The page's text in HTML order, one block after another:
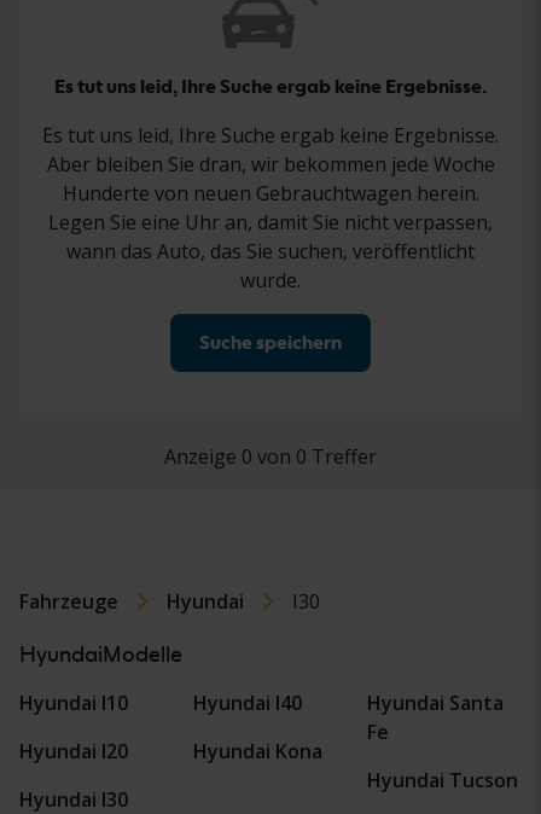
Es tut uns leid, Ihre Suche ergab keine Ergebnisse.
Es tut uns leid, Ihre Suche ergab keine Ergebnisse.
Aber bleiben Sie dran, wir bekommen jede Woche
Hunderte von neuen Gebrauchtwagen herein.
Legen Sie eine Uhr an, damit Sie nicht verpassen,
wann das Auto, das Sie suchen, veröffentlicht
wurde.
Suche speichern
Anzeige 0 von 0 Treffer
Fahrzeuge Hyundai I30
HyundaiModelle
Hyundai I10
Hyundai I20
Hyundai I30
Hyundai I40
Hyundai Kona
Hyundai Santa
Fe
Hyundai Tucson